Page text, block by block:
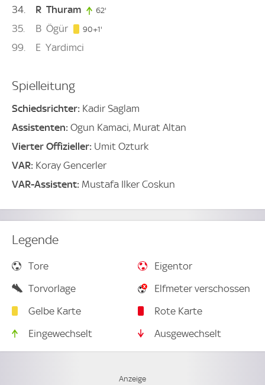
34
R Thuram 62'
35 B Ögür 90+1'
99 E Yardimci
Spielleitung
Schiedsrichter: Kadir Saglam
Assistenten: Ogun Kamaci, Murat Altan
Vierter Offizieller: Umit Ozturk
VAR: Koray Gencerler
VAR-Assistent: Mustafa Ilker Coskun
Legende
Tore
Eigentor
Torvorlage
Elfmeter verschossen
Gelbe Karte
Rote Karte
Eingewechselt
Ausgewechselt